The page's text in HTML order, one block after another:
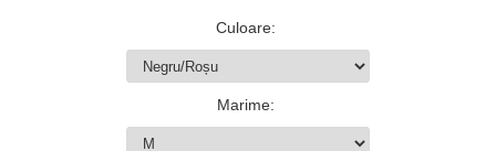
Culoare:
Marime: